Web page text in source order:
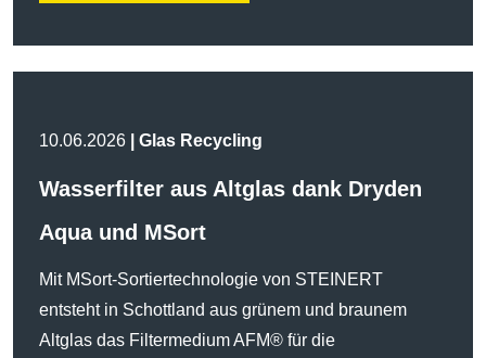
10.06.2026 | Glas Recycling
Wasserfilter aus Altglas dank Dryden
Aqua und MSort
Mit MSort-Sortiertechnologie von STEINERT
entsteht in Schottland aus grünem und braunem
Altglas das Filtermedium AFM® für die